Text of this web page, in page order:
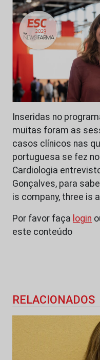
Inseridas no
muitas foram as
casos clínicos nas
portuguesa se fez
Cardiologia
Gonçalves, para
is company, three is
Por favor faça login
este conteúdo
RELACIONADOS